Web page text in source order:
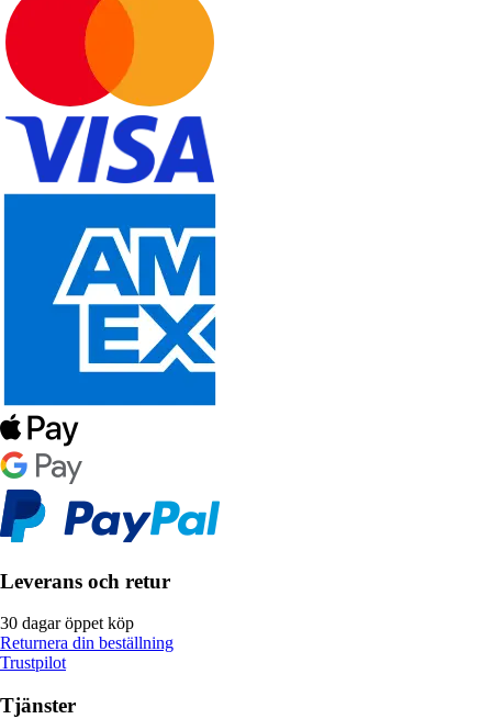
Leverans och retur
30 dagar öppet köp
Returnera din beställning
Trustpilot
Tjänster